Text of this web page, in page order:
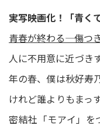
実写映画化！「青く
青春が終わる―― 傷つ
人に不用意に近づき
年の春、僕は秋好寿
けれど誰よりもまっ
密結社「モアイ」を